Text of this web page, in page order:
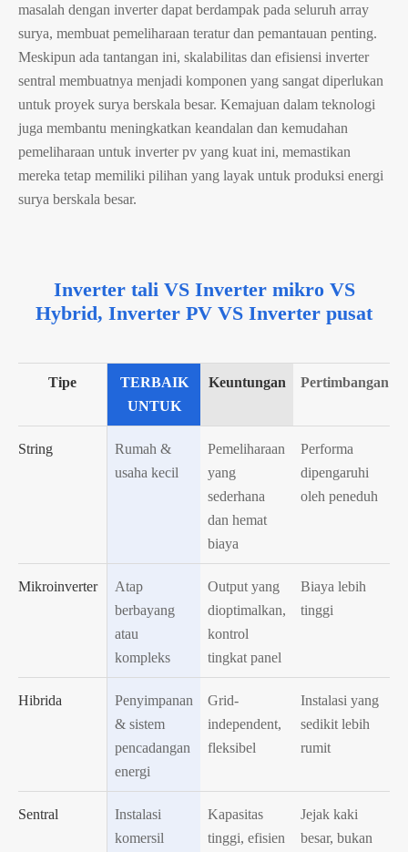
masalah dengan inverter dapat berdampak pada seluruh array
surya, membuat pemeliharaan teratur dan pemantauan penting.
Meskipun ada tantangan ini, skalabilitas dan efisiensi inverter
sentral membuatnya menjadi komponen yang sangat diperlukan
untuk proyek surya berskala besar. Kemajuan dalam teknologi
juga membantu meningkatkan keandalan dan kemudahan
pemeliharaan untuk inverter pv yang kuat ini, memastikan
mereka tetap memiliki pilihan yang layak untuk produksi energi
surya berskala besar.
Inverter tali VS Inverter mikro VS
Hybrid, Inverter PV VS Inverter pusat
Tipe
TERBAIK
UNTUK
Keuntungan Pertimbangan
String
Rumah &
usaha kecil
Pemeliharaan
yang
sederhana
dan hemat
biaya
Performa
dipengaruhi
oleh peneduh
Mikroinverter
Atap
berbayang
atau
kompleks
Output yang
dioptimalkan,
kontrol
tingkat panel
Biaya lebih
tinggi
Hibrida
Penyimpanan
& sistem
pencadangan
energi
Grid-
independent,
fleksibel
Instalasi yang
sedikit lebih
rumit
Sentral
Instalasi
komersil
Kapasitas
tinggi, efisien
Jejak kaki
besar, bukan